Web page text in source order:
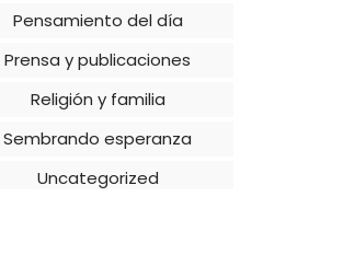
Pensamiento del día
Prensa y publicaciones
Religión y familia
Sembrando esperanza
Uncategorized